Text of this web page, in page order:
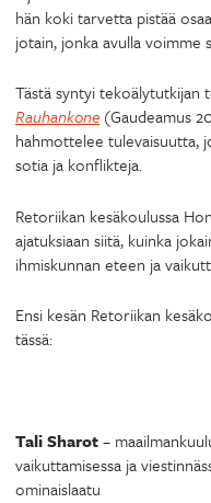
hän koki tarvetta pistää
jotain, jonka avulla voimme
Tästä syntyi tekoälytutkijan
Rauhankone (Gaudeamus
hahmottelee tulevaisuutta,
sotia ja konflikteja.
Retoriikan kesäkoulussa
ajatuksiaan siitä, kuinka
ihmiskunnan eteen ja
Ensi kesän Retoriikan
tässä:
Tali Sharot–
vaikuttamisessa ja
ominaislaatu